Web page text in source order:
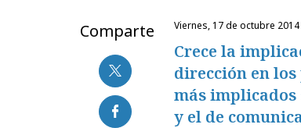
Comparte viernes, 17 de octubre 2014
Crece la
dirección en
más implicados
y el de